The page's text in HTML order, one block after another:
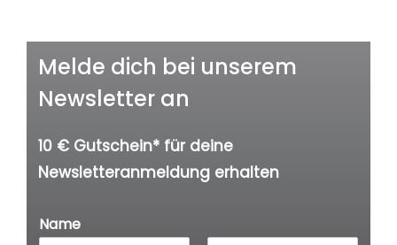
Melde dich bei unserem
Newsletter an
10 € Gutschein* für deine
Newsletteranmeldung erhalten
E
-
Name